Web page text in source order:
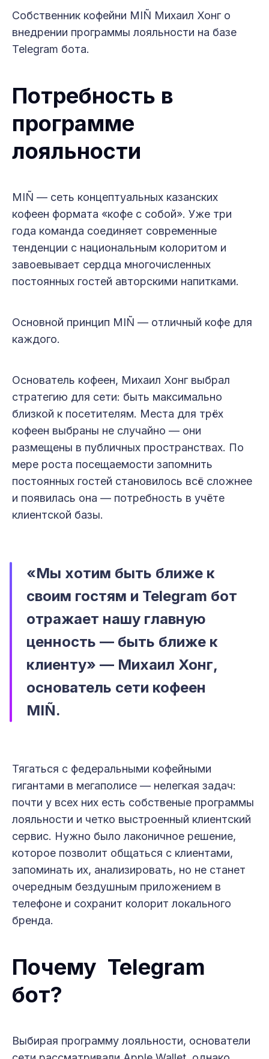
Собственник кофейни MIÑ Михаил Хонг о
внедрении программы лояльности на базе
Telegram бота.
Потребность в
программе
лояльности
MIÑ — сеть концептуальных казанских
кофеен формата «кофе с собой». Уже три
года команда соединяет современные
тенденции с национальным колоритом и
завоевывает сердца многочисленных
постоянных гостей авторскими напитками.
Основной принцип MIÑ — отличный кофе для
каждого.
Основатель кофеен, Михаил Хонг выбрал
стратегию для сети: быть максимально
близкой к посетителям. Места для трёх
кофеен выбраны не случайно — они
размещены в публичных пространствах. По
мере роста посещаемости запомнить
постоянных гостей становилось всё сложнее
и появилась она — потребность в учёте
клиентской базы.
«Мы хотим быть ближе к
своим гостям и Telegram бот
отражает нашу главную
ценность — быть ближе к
клиенту» — Михаил Хонг,
основатель сети кофеен
MIÑ.
Тягаться с федеральными кофейными
гигантами в мегаполисе — нелегкая задач:
почти у всех них есть собственые программы
лояльности и четко выстроенный клиентский
сервис. Нужно было лаконичное решение,
которое позволит общаться с клиентами,
запоминать их, анализировать, но не станет
очередным бездушным приложением в
телефоне и сохранит колорит локального
бренда.
Почему Telegram
бот?
Выбирая программу лояльности, основатели